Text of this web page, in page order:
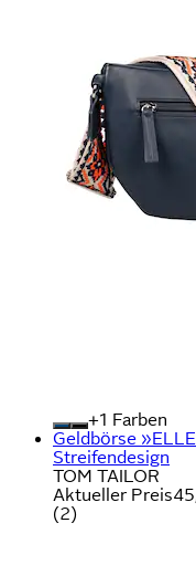
+
Farben
Geldbörse
Streifendesign
TOM TAILOR
Aktueller Preis
(2)